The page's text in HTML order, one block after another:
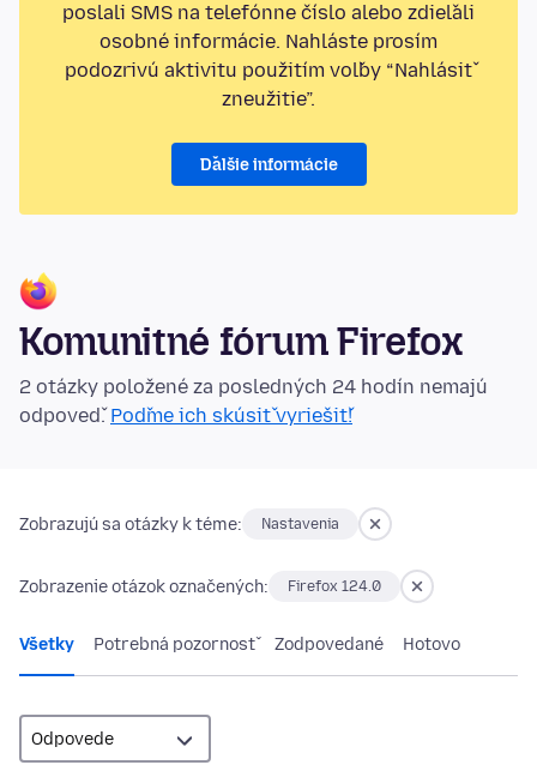
poslali SMS na telefónne číslo alebo zdieľali
osobné informácie. Nahláste prosím
podozrivú aktivitu použitím voľby “Nahlásiť
zneužitie”.
Ďalšie informácie
Komunitné fórum Firefox
2 otázky položené za posledných 24 hodín nemajú
odpoveď.Poďme ich skúsiť vyriešiť!
Zobrazujú sa otázky k téme: Nastavenia
Zobrazenie otázok označených: Firefox 124.0
Všetky Potrebná pozornosť Zodpovedané Hotovo